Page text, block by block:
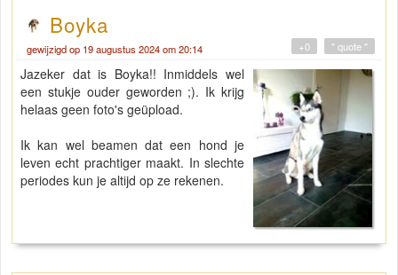
Boyka
gewijzigd op 19 augustus 2024 om 20:14 " quote "
+0
Jazeker dat is Boyka!! Inmiddels wel
een stukje ouder geworden ;). Ik krijg
helaas geen foto's geüpload.
Ik kan wel beamen dat een hond je
leven echt prachtiger maakt. In slechte
periodes kun je altijd op ze rekenen.